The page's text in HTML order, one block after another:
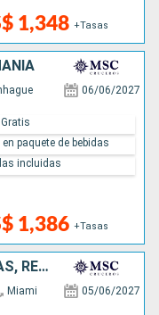
1,348 +Tasas
06/06/2027
1,386 +Tasas
paquete de bebidas
incluidas
HONDURAS, MÉXICO, BAHAMAS, REPÚBLICA DOMINICANA, PUERTO RICO, ESTADOS UNIDOS
Miami 05/06/2027